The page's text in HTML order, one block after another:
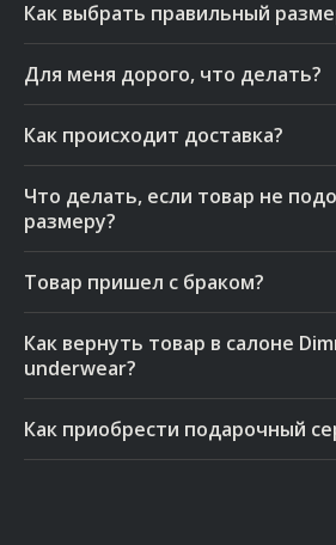
Как выбрать правильный
Для меня дорого, что делать?
Как происходит доставка?
Что делать, если товар не
размеру?
Товар пришел с браком?
Как вернуть товар в салоне
underwear?
Как приобрести подарочный